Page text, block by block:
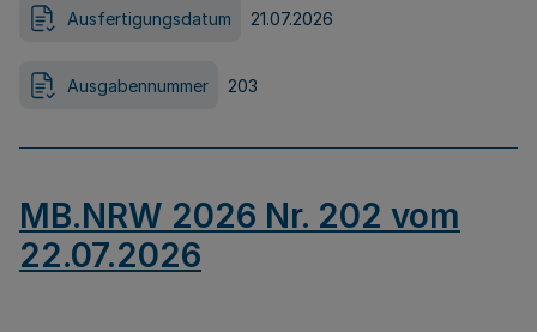
Ausfertigungsdatum 21.07.2026
Ausgabennummer 203
MB.NRW 2026 Nr. 202 vom
22.07.2026